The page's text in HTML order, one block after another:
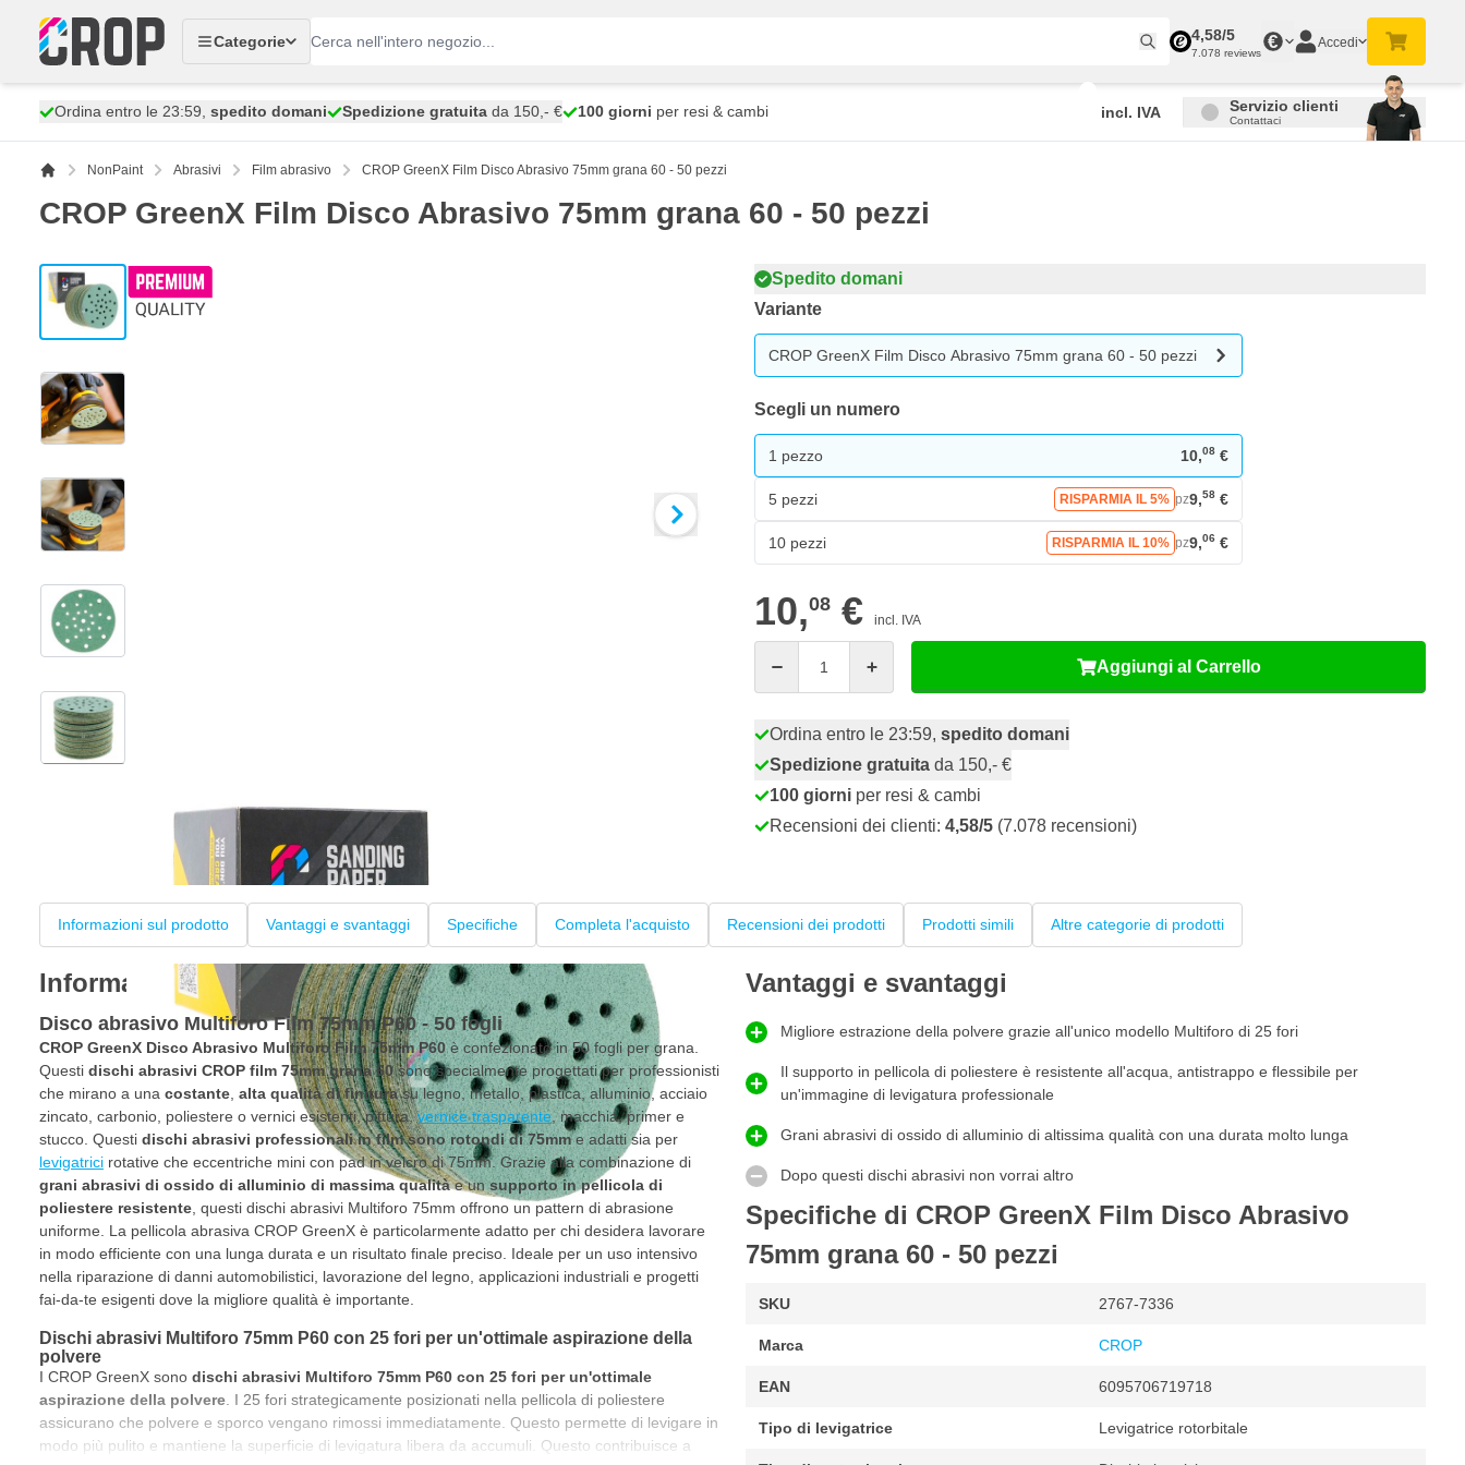
Categorie
4,58/5
7.078 reviews
€ Accedi
Ordina entro le 23:59, spedito domani Spedizione gratuita da 150,- € 100 giorni per resi & cambi incl. IVA Servizio clienti
Contattaci
NonPaint Abrasivi Film abrasivo CROP GreenX Film Disco Abrasivo 75mm grana 60 - 50 pezzi
CROP GreenX Film Disco Abrasivo 75mm grana 60 - 50 pezzi
View larger image
View larger image
View larger image
View larger image
View larger image
Spedito domani
Variante
CROP GreenX Film Disco Abrasivo 75mm grana 60 - 50 pezzi
Scegli un numero
1 pezzo 10,08 €
5 pezzi RISPARMIA IL 5% pz9,58 €
10 pezzi RISPARMIA IL 10% pz9,06 €
10,08 € incl. IVA
Aggiungi al Carrello
Ordina entro le 23:59, spedito domani
Spedizione gratuita da 150,- €
100 giorni per resi & cambi
Recensioni dei clienti: 4,58/5 (7.078 recensioni)
Informazioni sul prodotto Vantaggi e svantaggi Specifiche Completa l'acquisto Recensioni dei prodotti Prodotti simili Altre categorie di prodotti
Informazioni sul prodotto
Disco abrasivo Multiforo Film 75mm P60 - 50 fogli
CROP GreenX Disco Abrasivo Multiforo Film 75mm P60è confezionato in 50 fogli per grana.
Questi dischi abrasivi CROP film 75mm grana 60sono specialmente progettati per professionisti
che mirano a una costante alta qualità di finiturasu legno, metallo, plastica, alluminio, acciaio
zincato, carbonio, poliestere o vernici esistenti, pittura,vernice trasparente, macchia, primer e
stucco. Questi dischi abrasivi professionali in film sono rotondi di 75mme adatti sia per
levigatrici rotative che eccentriche mini con pad in velcro di 75mm. Grazie alla combinazione di
grani abrasivi di ossido di alluminio di massima qualitàe unsupporto in pellicola di
poliestere resistente , questi dischi abrasivi Multiforo 75mm offrono un pattern di abrasione
uniforme. La pellicola abrasiva CROP GreenX è particolarmente adatto per chi desidera lavorare
in modo efficiente con una lunga durata e un risultato finale preciso. Ideale per un uso intensivo
nella riparazione di danni automobilistici, lavorazione del legno, applicazioni industriali e progetti
fai-da-te esigenti dove la migliore qualità è importante.
Dischi abrasivi Multiforo 75mm P60 con 25 fori per un'ottimale aspirazione della
polvere
I CROP GreenX sono dischi abrasivi Multiforo 75mm P60 con 25 fori per un'ottimale
aspirazione della polvere . I 25 fori strategicamente posizionati nella pellicola di poliestere
assicurano che polvere e sporco vengano rimossi immediatamente. Questo permette di levigare in
modo più pulito e mantiene la superficie di levigatura libera da accumuli. Questo contribuisce a
Vantaggi e svantaggi
Migliore estrazione della polvere grazie all'unico modello Multiforo di 25 fori
Il supporto in pellicola di poliestere è resistente all'acqua, antistrappo e flessibile per
un'immagine di levigatura professionale
Grani abrasivi di ossido di alluminio di altissima qualità con una durata molto lunga
Dopo questi dischi abrasivi non vorrai altro
Specifiche di CROP GreenX Film Disco Abrasivo
75mm grana 60 - 50 pezzi
SKU 2767-7336
Marca CROP
EAN 6095706719718
Tipo di levigatrice Levigatrice rotorbitale